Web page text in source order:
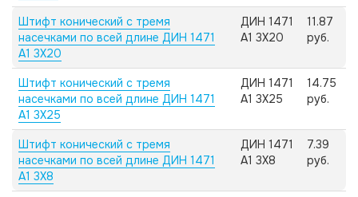
Штифт конический с тремя
насечками по всей длине ДИН 1471
А1 3X20
ДИН 1471
А1 3X20
11.87
руб.
Штифт конический с тремя
насечками по всей длине ДИН 1471
А1 3X25
ДИН 1471
А1 3X25
14.75
руб.
Штифт конический с тремя
насечками по всей длине ДИН 1471
А1 3X8
ДИН 1471
А1 3X8
7.39
руб.